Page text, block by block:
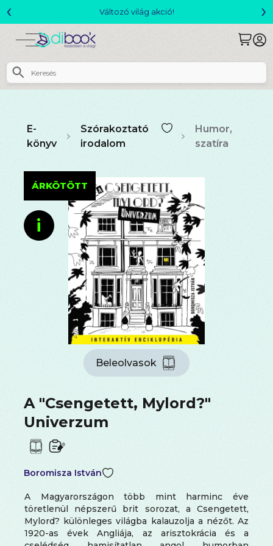
Változó világ akció!
‹ ›
E-
könyv
Szórakoztató
irodalom
Humor,
szatíra
ÁRKÖTÖTT
i
Beleolvasok
A "Csengetett, Mylord?"
Univerzum
Boromisza István
A Magyarországon több mint harminc éve
töretlenül népszerű brit sorozat, a Csengetett,
Mylord? különleges világba kalauzolja a nézőt. Az
1920-as évek Angliája, az arisztokrácia és a